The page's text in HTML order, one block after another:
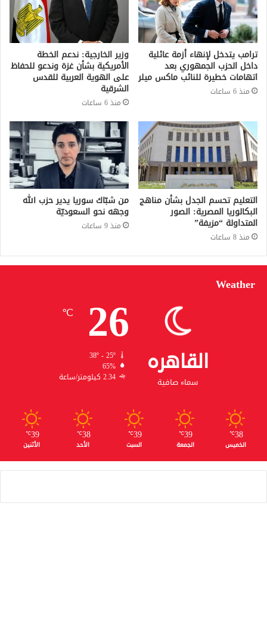
ترامب يتدخل لإنهاء أزمة عائلية
داخل الحزب الجمهوري بعد
اتهامات خطيرة للنائب ماكس ميلر
منذ 6 ساعات
وزير الخارجية: ندعم الخطة
الأمريكية بشأن غزة وندعو للحفاظ
على الهوية العربية للقدس
الشرقية
منذ 6 ساعات
التعليم تحسم الجدل بشأن مناهج
البكالوريا المصرية: الصور
المتداولة “مزيفة”
منذ 8 ساعات
من شبّاك سوريا يدير حزب الله
وجهه نحو السعوديّة
منذ 9 ساعات
Weather
القاهره
سماء صافية
26
℃
38º - 25º
65%
2.34 كيلومتر/ساعة
38
℃
الخميس
39
℃
الجمعة
39
℃
السبت
38
℃
الأحد
39
℃
الأثنين